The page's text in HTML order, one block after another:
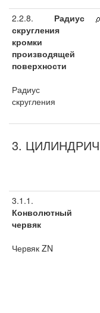
2.2.8. Радиус
скругления
кромки
производящей
поверхности
Радиус
скругления
3.
3.1.1.
Конволютный
червяк
Червяк ZN